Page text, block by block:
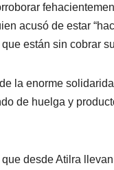
acusó de estar
están sin cobrar
la enorme
de huelga y
desde Atilra